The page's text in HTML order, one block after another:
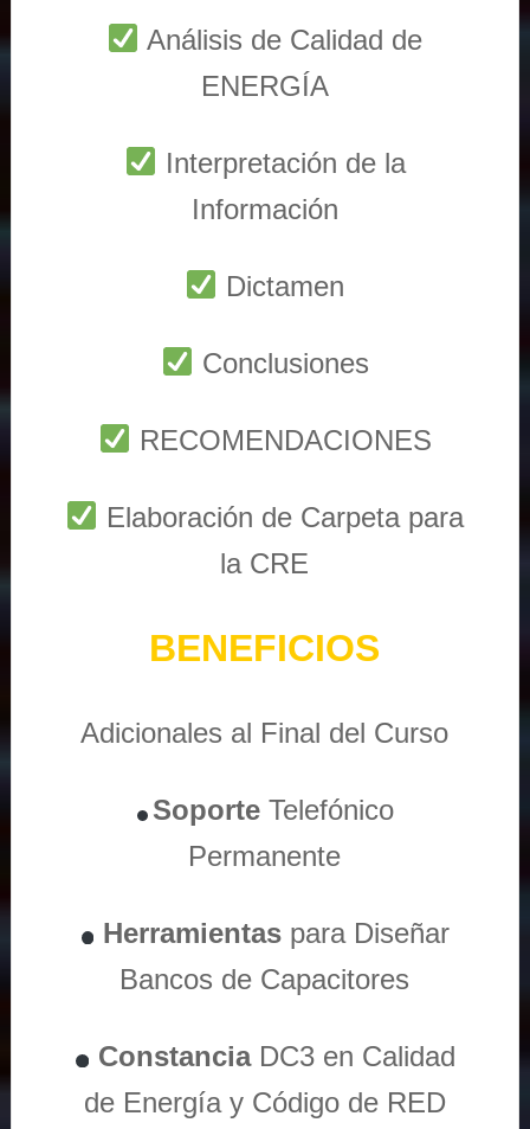
Análisis de Calidad de
ENERGÍA
Interpretación de la
Información
Dictamen
Conclusiones
RECOMENDACIONES
Elaboración de Carpeta para
la CRE
BENEFICIOS
Adicionales al Final del Curso
Soporte Telefónico
Permanente
Herramientas para Diseñar
Bancos de Capacitores
ConstanciaDC3 en Calidad
de Energía y Código de RED